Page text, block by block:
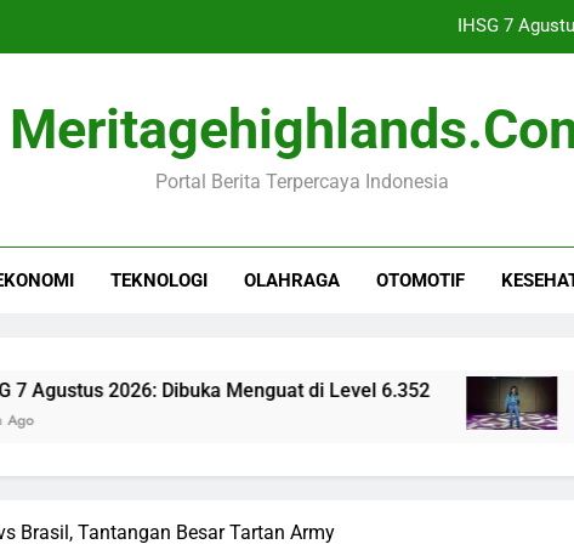
IHSG 7
Industri Buku Anak Berkembang,
Polisi Temukan
Idgitaf Luncurkan 5
Portal Berita Terpercaya Indonesia
TEKNOLOGI OLAHRAGA OTOMOTIF
2026: Dibuka Menguat di Level 6.352 Idgitaf
9 Jam Ago
Brasil, Tantangan Besar Tartan Army